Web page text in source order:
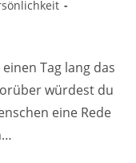
Tag lang das
würdest du
eine Rede